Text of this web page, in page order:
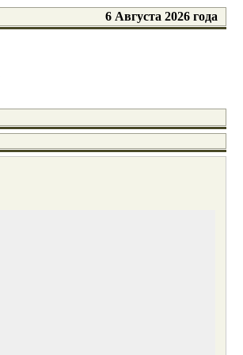
6 Августа 2026 года